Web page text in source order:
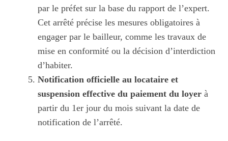
par le préfet sur la base du rapport de l’expert.
Cet arrêté précise les mesures obligatoires à
engager par le bailleur, comme les travaux de
mise en conformité ou la décision d’interdiction
d’habiter.
Notification officielle au locataire et
suspension effective du paiement du loyer à
partir du 1er jour du mois suivant la date de
notification de l’arrêté.